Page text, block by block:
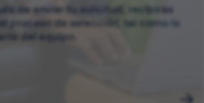
de enviar tu solicitud, recibirás
proceso de selección, tal como lo
del equipo.